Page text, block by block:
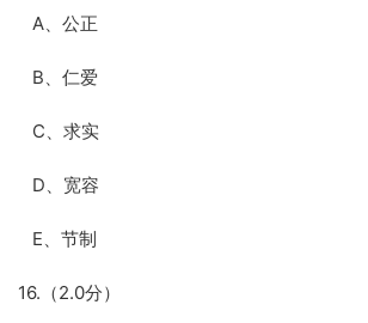
A、公正
B、仁爱
C、求实
D、宽容
E、节制
16.（2.0分）